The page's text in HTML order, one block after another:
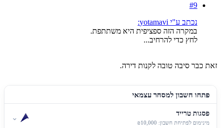
#9
נכתב ע"י yotamavi:
במקרה הזה ספציפית היא משתתפת.
לחץ כדי להרחיב...
זאת כבר סיבה טובה לקנות דירה.
פתחו חשבון למסחר עצמאי
פסגות טרייד
מינימום לפתיחת חשבון: ₪10,000
⌄